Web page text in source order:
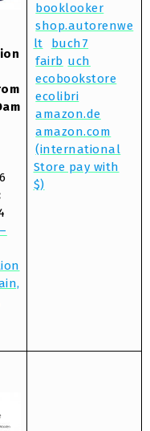
booklooker
shop.autorenwe
lt
buch7
fairb uch
ecobookstore
ecolibri
amazon.de
amazon.com
(international
Store pay with
$)